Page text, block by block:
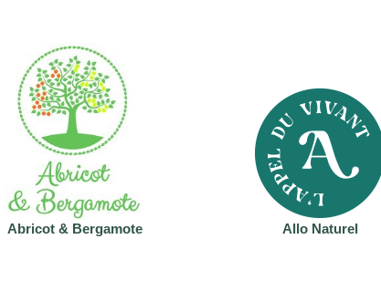
Abricot & Bergamote Allo Naturel